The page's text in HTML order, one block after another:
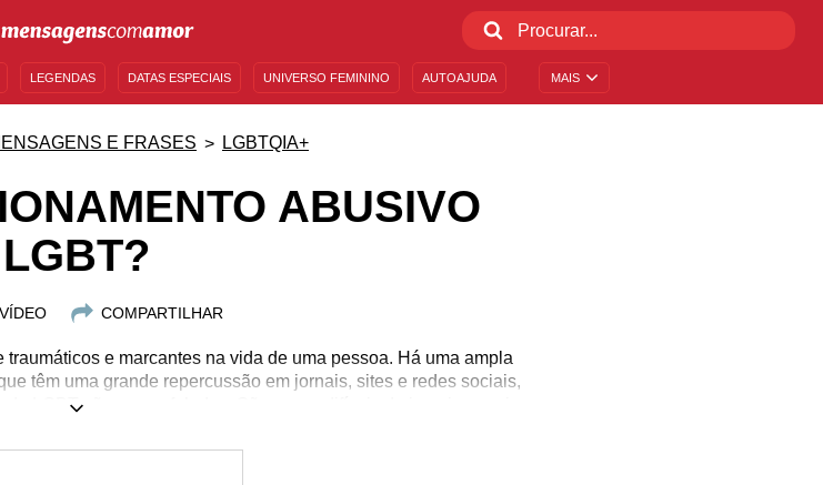
MAIS
LEGENDAS DATAS ESPECIAIS UNIVERSO FEMININO AUTOAJUDA
E FRASES LGBTQIA+
ABUSIVO
LGBT?
COMPARTILHAR
e marcantes na vida de uma pessoa. Há uma ampla
têm uma grande repercussão em jornais, sites e redes sociais,
LGBT são pouco faladas. São casos difíceis de imaginar, pois
proibições, entre outras coisas que também são comuns a
ou conhece alguém que está nessa situação? Leia as